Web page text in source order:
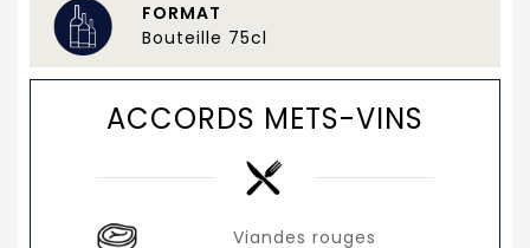
FORMAT
Bouteille 75cl
ACCORDS METS-VINS
Viandes rouges